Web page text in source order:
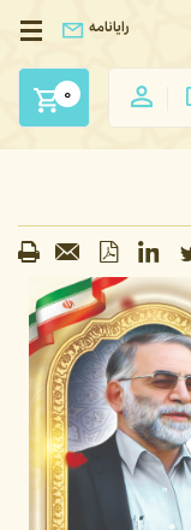
رایانامه
0